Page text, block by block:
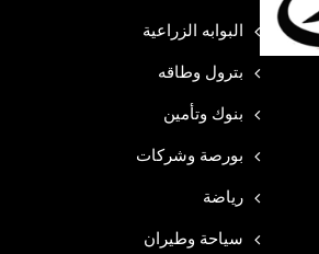
البوابه الزراعية
بترول وطاقه
بنوك وتأمين
بورصة وشركات
رياضة
سياحة وطيران